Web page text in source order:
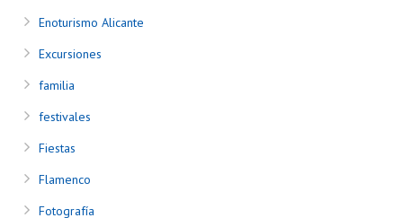
Enoturismo Alicante
Excursiones
familia
festivales
Fiestas
Flamenco
Fotografía